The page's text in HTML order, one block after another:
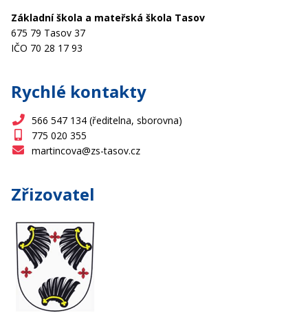
Základní škola a mateřská škola Tasov
675 79 Tasov 37
IČO 70 28 17 93
Rychlé kontakty
566 547 134 (ředitelna, sborovna)
775 020 355
martincova@zs-tasov.cz
Zřizovatel